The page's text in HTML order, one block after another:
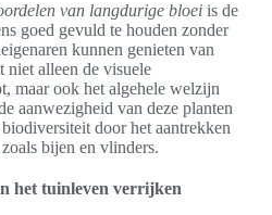
van langdurige bloei is de
goed gevuld te houden zonder
kunnen genieten van
niet alleen de visuele
maar ook het algehele welzijn
aanwezigheid van deze planten
door het aantrekken
bijen en vlinders.
het tuinleven verrijken